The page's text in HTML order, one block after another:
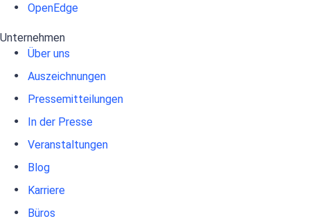
OpenEdge
Unternehmen
Über uns
Auszeichnungen
Pressemitteilungen
In der Presse
Veranstaltungen
Blog
Karriere
Büros